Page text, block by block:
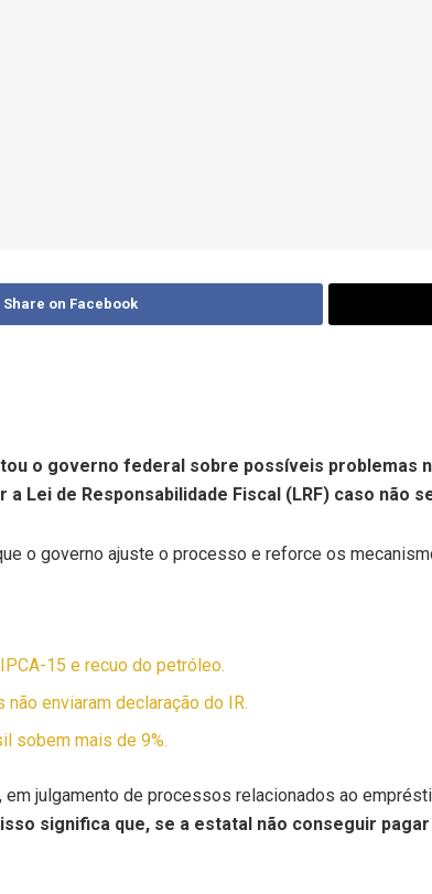
Share on Facebook
o governo federal sobre possíveis
Lei de Responsabilidade Fiscal (LRF) caso não
o governo ajuste o processo e reforce os
15 e recuo do petróleo.
enviaram declaração do IR.
sobem mais de 9%.
julgamento de processos relacionados ao
isso significa que, se a estatal não conseguir